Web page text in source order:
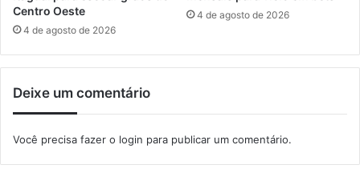
i
c
i
t
a
d
g
u
o
e
S
e
Centro Oeste
4 de agosto de 2026
4 de agosto de 2026
Deixe um comentário
Você precisa fazer o login para publicar um comentário.